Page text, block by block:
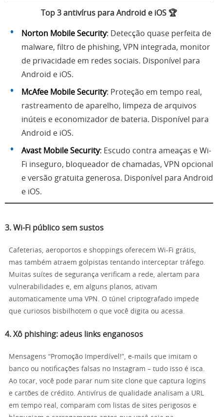
Top 3 antivírus para Android e iOS 🏆
Norton Mobile Security:
Detecção quase perfeita de
malware, filtro de phishing, VPN integrada, monitor
de privacidade em redes sociais. Disponível para
Android e iOS.
McAfee Mobile Security: Proteção em tempo real,
rastreamento de aparelho, limpeza de arquivos
inúteis e economizador de bateria. Disponível para
Android e iOS.
Avast Mobile Security: Escudo contra ameaças e Wi-
Fi inseguro, bloqueador de chamadas, VPN opcional
e versão gratuita generosa. Disponível para Android
e iOS.
3. Wi-Fi público sem sustos
Cafeterias, aeroportos e shoppings oferecem Wi-Fi grátis,
mas também atraem golpistas tentando interceptar tráfego.
Muitas suítes de segurança verificam a rede, alertam para
vulnerabilidades e, em alguns planos, ativam
automaticamente uma VPN. O túnel criptografado impede
que curiosos bisbilhotem o que você digita ou acessa.
4. Xô phishing: adeus links enganosos
Mensagens “Promoção Imperdível!”, e-mails que imitam o
banco ou notificações falsas no Instagram – tudo isso é isca.
Ao tocar, você pode parar num site clone que captura logins
e cartões de crédito. Antivírus de qualidade analisam a URL
em tempo real, comparam com listas de sites perigosos e